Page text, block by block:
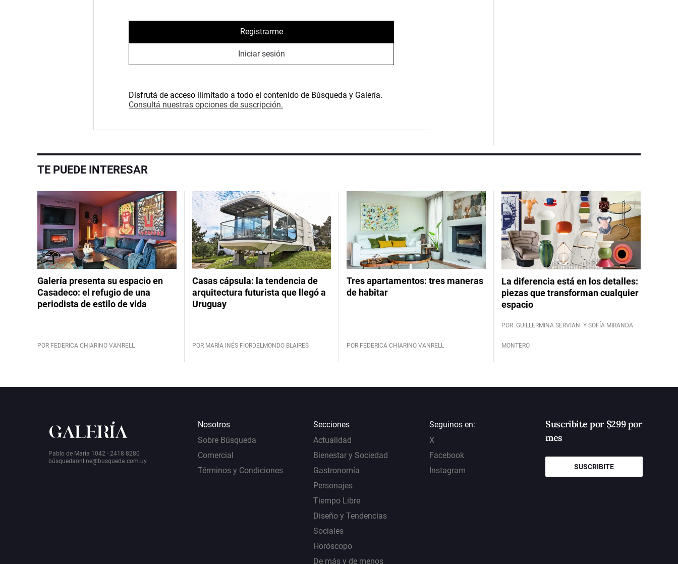
Registrarme
Iniciar sesión
Disfrutá de acceso ilimitado a todo el contenido de Búsqueda y Galería.
Consultá nuestras opciones de suscripción.
TE PUEDE INTERESAR
Galería presenta su espacio en
Casadeco: el refugio de una
periodista de estilo de vida
POR FEDERICA CHIARINO VANRELL
Casas cápsula: la tendencia de
arquitectura futurista que llegó a
Uruguay
POR MARÍA INÉS FIORDELMONDO BLAIRES
Tres apartamentos: tres maneras
de habitar
POR FEDERICA CHIARINO VANRELL
La diferencia está en los detalles:
piezas que transforman cualquier
espacio
POR GUILLERMINA SERVIAN Y SOFÍA MIRANDA
MONTERO
Pablo de María 1042 - 2418 8280
búsquedaonline@busqueda.com.uy
Nosotros
Sobre Búsqueda
Comercial
Términos y Condiciones
Secciones
Actualidad
Bienestar y Sociedad
Gastronomía
Personajes
Tiempo Libre
Diseño y Tendencias
Sociales
Horóscopo
De más y de menos
Seguinos en:
X
Facebook
Instagram
Suscribite por $299 por
mes
SUSCRIBITE